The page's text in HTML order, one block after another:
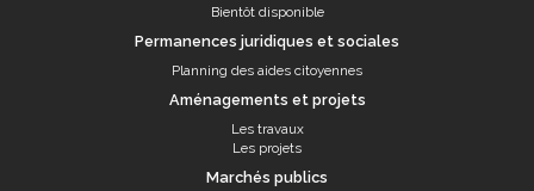
Bientôt disponible
Permanences juridiques et sociales
Planning des aides citoyennes
Aménagements et projets
Les travaux
Les projets
Marchés publics